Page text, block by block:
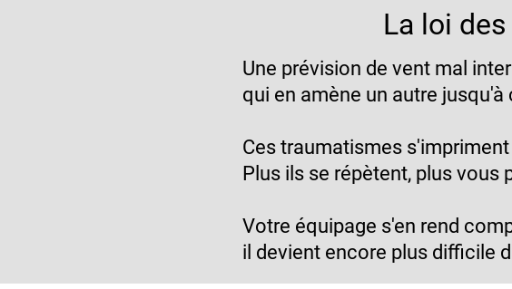
La loi
Une prévision de vent mal
qui en amène un autre
Ces traumatismes
Plus ils se répètent, plus vous
Votre équipage s'en rend
il devient encore plus difficile